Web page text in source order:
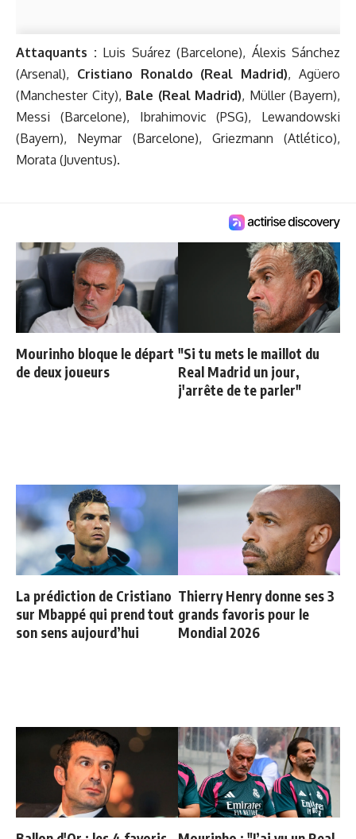
Attaquants : Luis Suárez (Barcelone), Álexis Sánchez
(Arsenal), Cristiano Ronaldo (Real Madrid), Agüero
(Manchester City), Bale (Real Madrid), Müller (Bayern),
Messi (Barcelone), Ibrahimovic (PSG), Lewandowski
(Bayern), Neymar (Barcelone), Griezmann (Atlético),
Morata (Juventus).
Mourinho bloque le départ
de deux joueurs
"Si tu mets le maillot du
Real Madrid un jour,
j'arrête de te parler"
La prédiction de Cristiano
sur Mbappé qui prend tout
son sens aujourd’hui
Thierry Henry donne ses 3
grands favoris pour le
Mondial 2026